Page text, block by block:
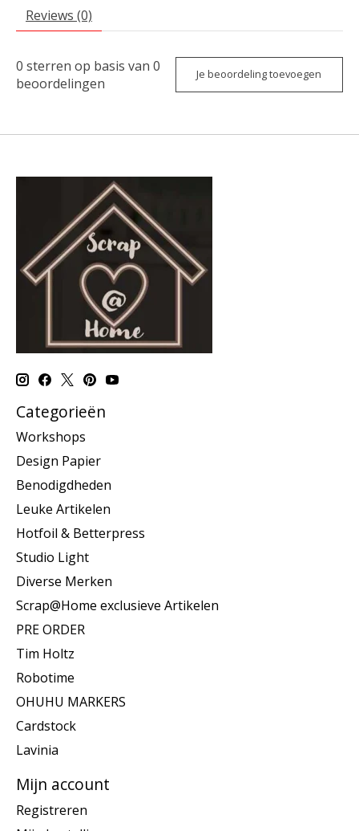
Reviews (0)
0 sterren op basis van 0
beoordelingen
Je beoordeling toevoegen
Categorieën
Workshops
Design Papier
Benodigdheden
Leuke Artikelen
Hotfoil & Betterpress
Studio Light
Diverse Merken
Scrap@Home exclusieve Artikelen
PRE ORDER
Tim Holtz
Robotime
OHUHU MARKERS
Cardstock
Lavinia
Mijn account
Registreren